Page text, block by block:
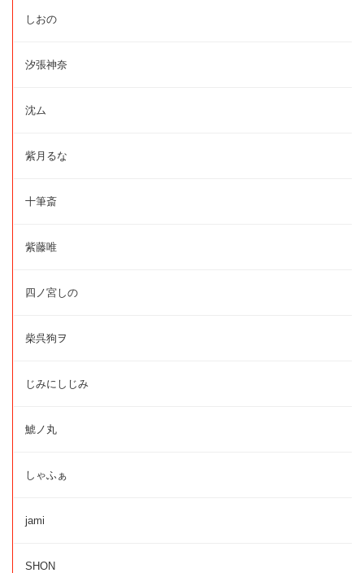
しおの
汐張神奈
沈ム
紫月るな
十筆斎
紫藤唯
四ノ宮しの
柴呉狗ヲ
じみにしじみ
鯱ノ丸
しゃふぁ
jami
SHON